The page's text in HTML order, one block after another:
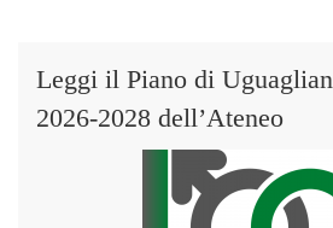
Leggi il Piano di
2026-2028 dell’Ateneo